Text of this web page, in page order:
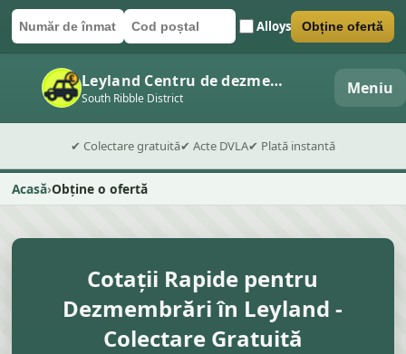
Număr de înmatriculare
Cod poștal Alloys
Trimite formularul Obține ofertă
Leyland Centru de dezmembrări auto
South Ribble District Meniu
✔ Colectare gratuită✔ Acte DVLA✔ Plată instantă
Acasă Obține o ofertă
Cotații Rapide pentru
Dezmembrări în Leyland -
Colectare Gratuită